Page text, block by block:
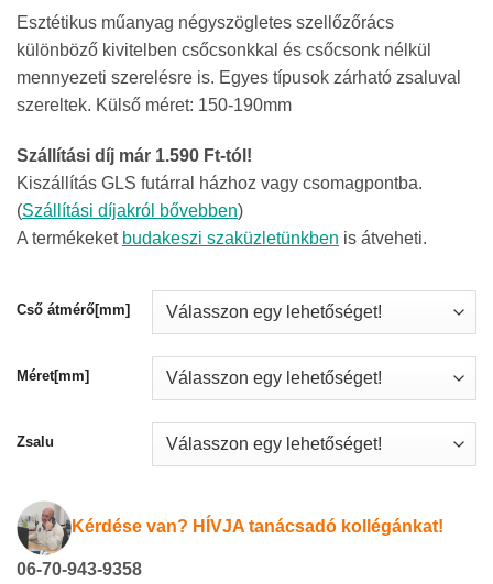
252Ft
-
2
516Ft
Esztétikus műanyag négyszögletes szellőzőrács
különböző kivitelben csőcsonkkal és csőcsonk nélkül
mennyezeti szerelésre is. Egyes típusok zárható zsaluval
szereltek. Külső méret: 150-190mm
Szállítási díj már 1.590 Ft-tól!
Kiszállítás GLS futárral házhoz vagy csomagpontba.
(Szállítási díjakról bővebben)
A termékeket budakeszi szaküzletünkben is átveheti.
Cső átmérő[mm]
Méret[mm]
Zsalu
Kérdése van? HÍVJA tanácsadó kollégánkat!
06-70-943-9358